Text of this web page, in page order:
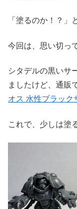
「塗るのか！？」
今回は、思い切っ
シタデルの黒いサ
ましたけど、通販
オス 水性ブラック
これで、少しは塗